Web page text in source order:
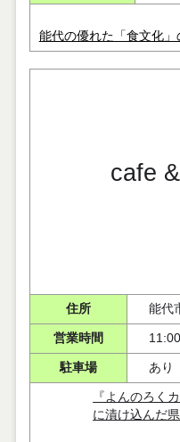
能代の優れた「食文化
cafe
住所 能代
営業時間 11:00
駐車場 あり
『よんのろく
に漬け込んだ